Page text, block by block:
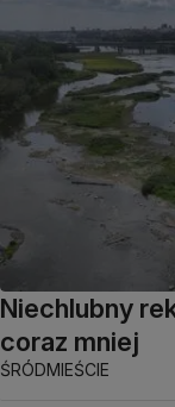
Niechlubny
coraz mniej
ŚRÓDMIEŚCIE